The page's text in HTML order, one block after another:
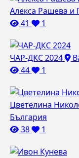
Алекса Рашева и
41
1
ЧАР-ДКС 2024
44
1
Цветелина
България
38
1